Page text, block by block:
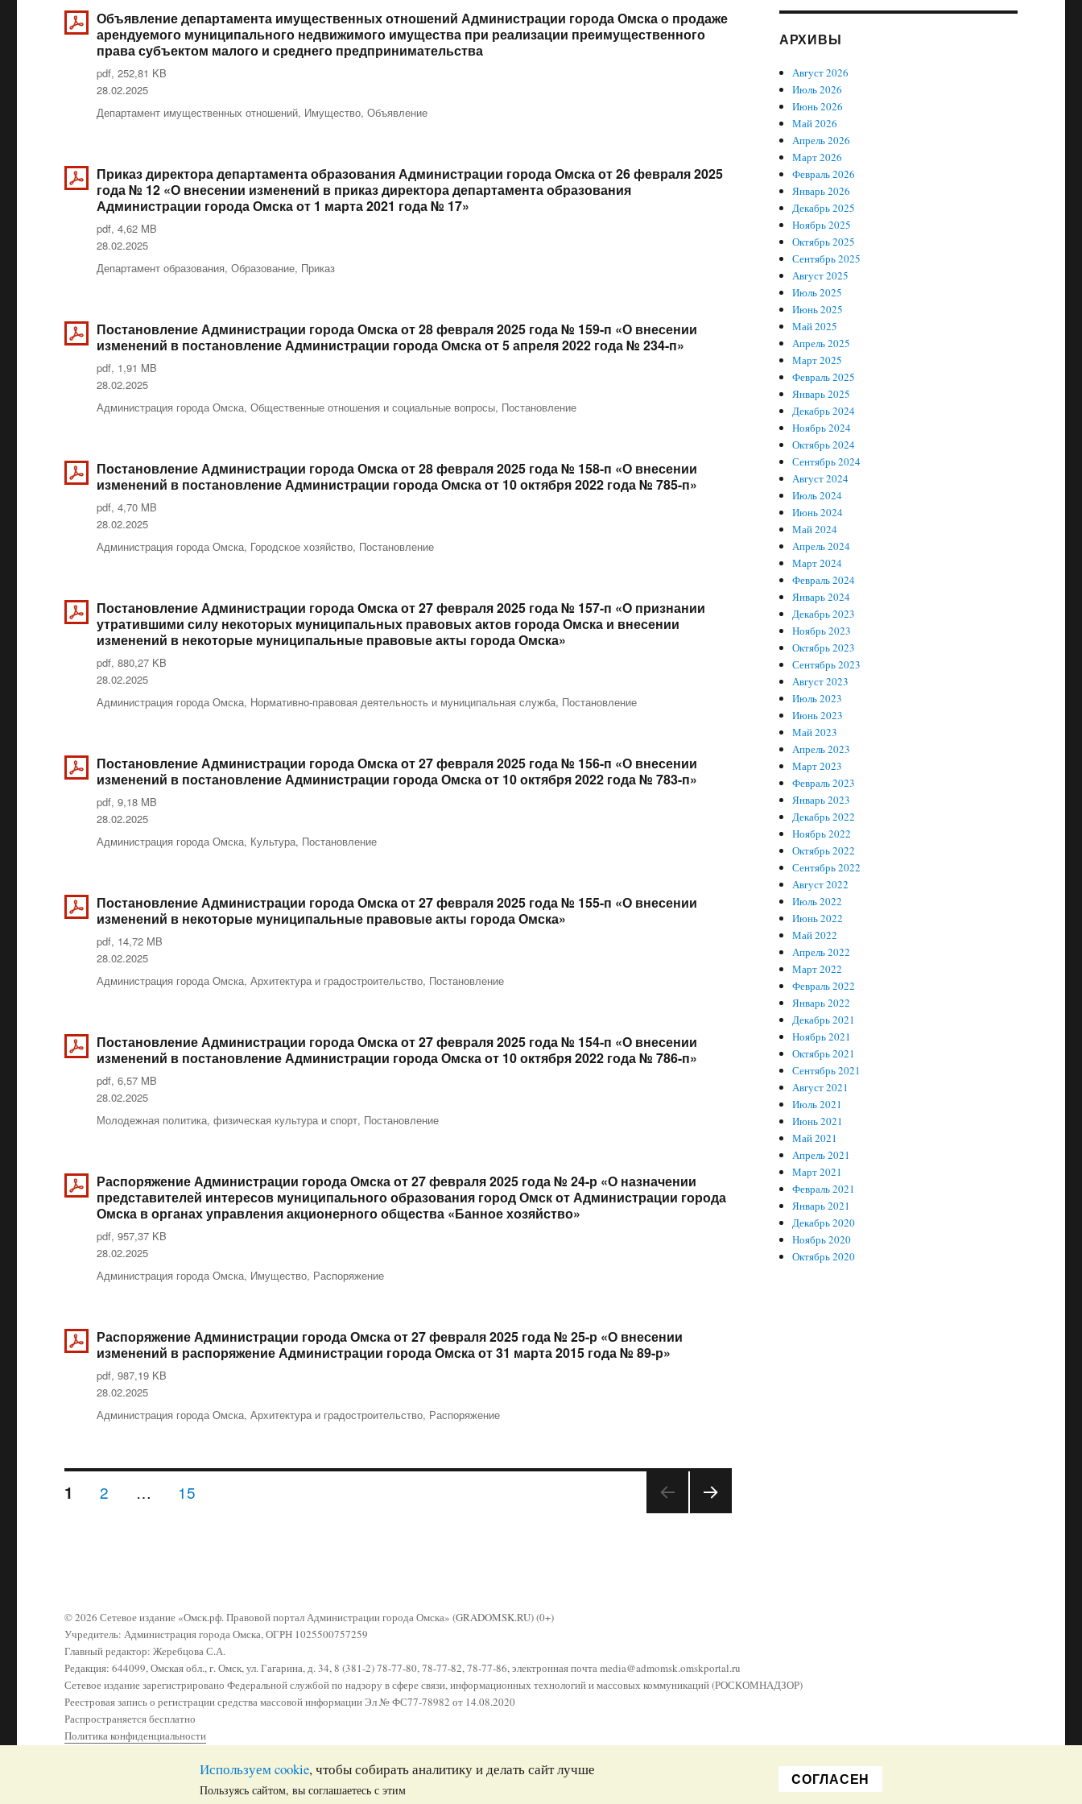
Объявление департамента имущественных отношений Администрации города Омска о продаже
арендуемого муниципального недвижимого имущества при реализации преимущественного
права субъектом малого и среднего предпринимательства
pdf, 252,81 KB
Опубликовано
28.02.2025
Рубрики
Департамент имущественных отношений, Имущество,Объявление
Приказ директора департамента образования Администрации города Омска от 26 февраля 2025
года № 12 «О внесении изменений в приказ директора департамента образования
Администрации города Омска от 1 марта 2021 года № 17»
pdf, 4,62 MB
Опубликовано
28.02.2025
Рубрики
Департамент образования,Образование, Приказ
Постановление Администрации города Омска от 28 февраля 2025 года № 159-п «О внесении
изменений в постановление Администрации города Омска от 5 апреля 2022 года № 234-п»
pdf, 1,91 MB
Опубликовано
28.02.2025
Рубрики
Администрация города Омска,Общественные отношения и социальные вопросы, Постановление
Постановление Администрации города Омска от 28 февраля 2025 года № 158-п «О внесении
изменений в постановление Администрации города Омска от 10 октября 2022 года № 785-п»
pdf, 4,70 MB
Опубликовано
28.02.2025
Рубрики
Администрация города Омска, Городское хозяйство, Постановление
Постановление Администрации города Омска от 27 февраля 2025 года № 157-п «О признании
утратившими силу некоторых муниципальных правовых актов города Омска и внесении
изменений в некоторые муниципальные правовые акты города Омска»
pdf, 880,27 KB
Опубликовано
28.02.2025
Рубрики
Администрация города Омска, Нормативно-правовая деятельность и муниципальная служба, Постановление
Постановление Администрации города Омска от 27 февраля 2025 года № 156-п «О внесении
изменений в постановление Администрации города Омска от 10 октября 2022 года № 783-п»
pdf, 9,18 MB
Опубликовано
28.02.2025
Рубрики
Администрация города Омска, Культура, Постановление
Постановление Администрации города Омска от 27 февраля 2025 года № 155-п «О внесении
изменений в некоторые муниципальные правовые акты города Омска»
pdf, 14,72 MB
Опубликовано
28.02.2025
Рубрики
Администрация города Омска,Архитектура и градостроительство, Постановление
Постановление Администрации города Омска от 27 февраля 2025 года № 154-п «О внесении
изменений в постановление Администрации города Омска от 10 октября 2022 года № 786-п»
pdf, 6,57 MB
Опубликовано
28.02.2025
Рубрики
Молодежная политика, физическая культура и спорт, Постановление
Распоряжение Администрации города Омска от 27 февраля 2025 года № 24-р «О назначении
представителей интересов муниципального образования город Омск от Администрации города
Омска в органах управления акционерного общества «Банное хозяйство»
pdf, 957,37 KB
Опубликовано
28.02.2025
Рубрики
Администрация города Омска, Имущество, Распоряжение
Распоряжение Администрации города Омска от 27 февраля 2025 года № 25-р «О внесении
изменений в распоряжение Администрации города Омска от 31 марта 2015 года № 89-р»
pdf, 987,19 KB
Опубликовано
28.02.2025
Рубрики
Администрация города Омска,Архитектура и градостроительство, Распоряжение
Навигация
СТРАНИЦА
1 СТРАНИЦА
2 … СТРАНИЦА
15
АРХИВЫ
Август 2026
Июль 2026
Июнь 2026
Май 2026
Апрель 2026
Март 2026
Февраль 2026
Январь 2026
Декабрь 2025
Ноябрь 2025
Октябрь 2025
Сентябрь 2025
Август 2025
Июль 2025
Июнь 2025
Май 2025
Апрель 2025
Март 2025
Февраль 2025
Январь 2025
Декабрь 2024
Ноябрь 2024
Октябрь 2024
Сентябрь 2024
Август 2024
Июль 2024
Июнь 2024
Май 2024
Апрель 2024
Март 2024
Февраль 2024
Январь 2024
Декабрь 2023
Ноябрь 2023
Октябрь 2023
Сентябрь 2023
Август 2023
Июль 2023
Июнь 2023
Май 2023
Апрель 2023
Март 2023
Февраль 2023
Январь 2023
Декабрь 2022
Ноябрь 2022
Октябрь 2022
Сентябрь 2022
Август 2022
Июль 2022
Июнь 2022
Май 2022
Апрель 2022
Март 2022
Февраль 2022
Январь 2022
Декабрь 2021
Ноябрь 2021
Октябрь 2021
Сентябрь 2021
Август 2021
Июль 2021
Июнь 2021
Май 2021
Апрель 2021
Март 2021
Февраль 2021
Январь 2021
Декабрь 2020
Ноябрь 2020
Октябрь 2020
© 2026 Сетевое издание «Омск.рф. Правовой портал Администрации города Омска» (GRADOMSK.RU) (0+)
Учредитель: Администрация города Омска, ОГРН 1025500757259
Главный редактор: Жеребцова С.А.
Редакция: 644099, Омская обл., г. Омск, ул. Гагарина, д. 34, 8 (381-2) 78-77-80, 78-77-82, 78-77-86, электронная почтаmedia@admomsk.omskportal.ru
Сетевое издание зарегистрировано Федеральной службой по надзору в сфере связи, информационных технологий и массовых коммуникаций (РОСКОМНАДЗОР)
Реестровая запись о регистрации средства массовой информации Эл № ФС77-78982 от 14.08.2020
Распространяется бесплатно
Политика конфиденциальности
Используем cookie, чтобы собирать аналитику и делать сайт лучше
Пользуясь сайтом, вы соглашаетесь с этим
CОГЛАСЕН